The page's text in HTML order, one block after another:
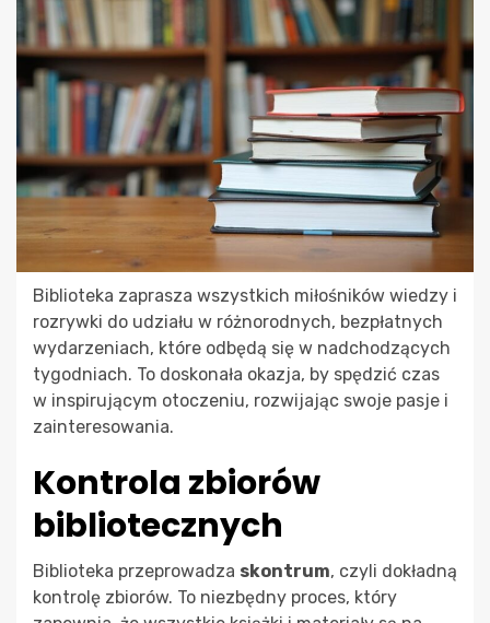
Biblioteka zaprasza wszystkich miłośników wiedzy i
rozrywki do udziału w różnorodnych, bezpłatnych
wydarzeniach, które odbędą się w nadchodzących
tygodniach. To doskonała okazja, by spędzić czas
w inspirującym otoczeniu, rozwijając swoje pasje i
zainteresowania.
Kontrola zbiorów
bibliotecznych
Biblioteka przeprowadza skontrum, czyli dokładną
kontrolę zbiorów. To niezbędny proces, który